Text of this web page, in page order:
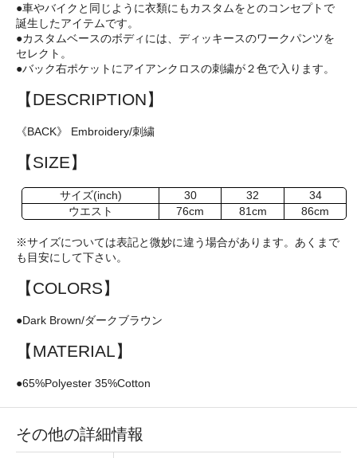
●車やバイクと同じように衣類にもカスタムをとのコンセプトで
誕生したアイテムです。
●カスタムベースのボディには、ディッキースのワークパンツを
セレクト。
●バック右ポケットにアイアンクロスの刺繍が２色で入ります。
【DESCRIPTION】
《BACK》 Embroidery/刺繍
【SIZE】
サイズ(inch) 30 32
34
ウエスト
76cm 81cm 86cm
※サイズについては表記と微妙に違う場合があります。あくまで
も目安にして下さい。
【COLORS】
●Dark Brown/ダークブラウン
【MATERIAL】
●65%Polyester 35%Cotton
その他の詳細情報